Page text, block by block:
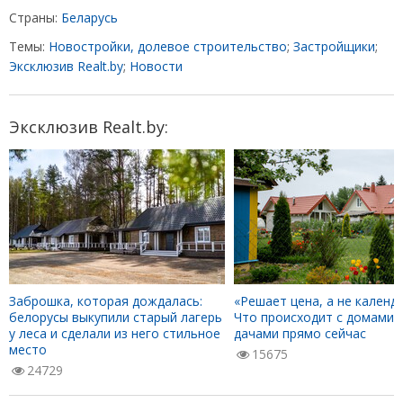
Страны: Беларусь
Темы: Новостройки, долевое строительство; Застройщики;
Эксклюзив Realt.by; Новости
Эксклюзив Realt.by:
Заброшка, которая дождалась:
белорусы выкупили старый лагерь
у леса и сделали из него стильное
место
24729
«Решает цена, а не
Что происходит с домами
дачами прямо сейчас
15675